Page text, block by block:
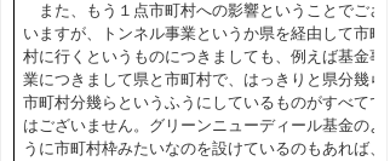
また、もう１点市町村への影響ということでござ
いますが、トンネル事業というか県を経由して市町
村に行くというものにつきましても、例えば基金事
業につきまして県と市町村で、はっきりと県分幾ら
市町村分幾らというふうにしているものがすべてで
はございません。グリーンニューディール基金のよ
うに市町村枠みたいなのを設けているのもあれば、